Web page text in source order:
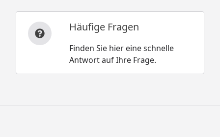
Häufige Fragen
Finden Sie hier eine schnelle
Antwort auf Ihre Frage.